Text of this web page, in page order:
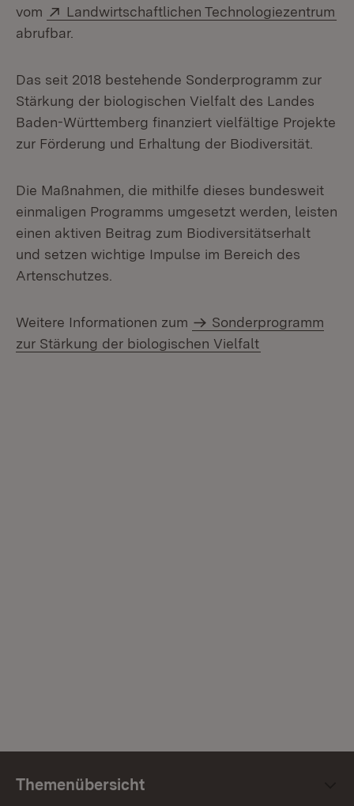
vom
Extern:
Landwirtschaftlichen Technologiezentrum
abrufbar.
Das seit 2018 bestehende Sonderprogramm zur
Stärkung der biologischen Vielfalt des Landes
Baden-Württemberg finanziert vielfältige Projekte
zur Förderung und Erhaltung der Biodiversität.
Die Maßnahmen, die mithilfe dieses bundesweit
einmaligen Programms umgesetzt werden, leisten
einen aktiven Beitrag zum Biodiversitätserhalt
und setzen wichtige Impulse im Bereich des
Artenschutzes.
Weitere Informationen zum
Sonderprogramm
zur Stärkung der biologischen Vielfalt
Themenübersicht